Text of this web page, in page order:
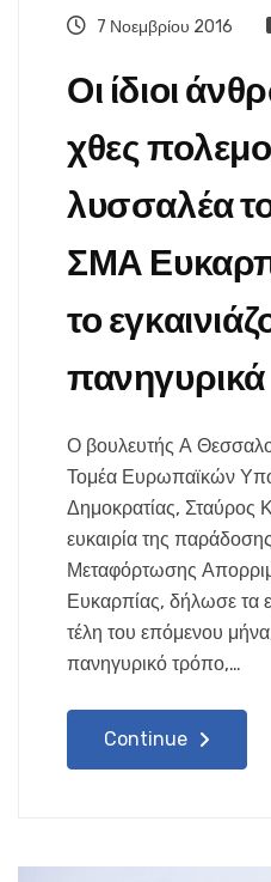
7 Νοεμβρίου 2016
Οι ίδιοι
χθες
λυσσαλέα
ΣΜΑ
το
πανηγυρικά
Ο βουλευτής Α
Τομέα Ευρωπαϊκών
Δημοκρατίας, Σταύρος
ευκαιρία της
Μεταφόρτωσης
Ευκαρπίας, δήλωσε τα
τέλη του επόμενου
πανηγυρικό τρόπο,…
Continue